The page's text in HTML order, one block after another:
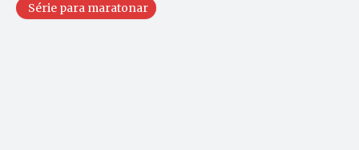
Série para maratonar